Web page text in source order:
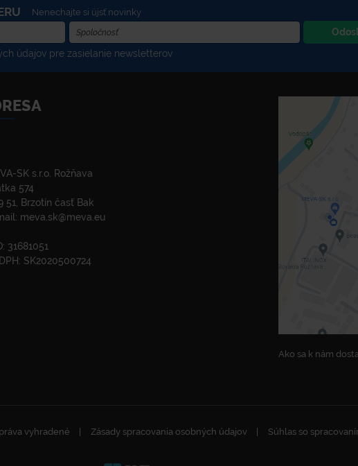
Nenechajte si újsť novinky
údajov pre zasielanie newsletterov
SK s.r.o. Rožňava
574
51, Brzotín časť Bak
meva.sk@meva.eu
31681051
SK2020500724
Ako sa k nám
vyhradené Zásady spracovania osobných údajov Súhlas so